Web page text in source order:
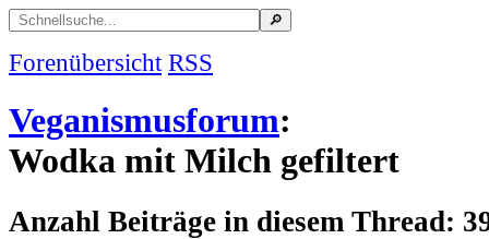
Forenübersicht RSS
Veganismusforum:
Wodka mit Milch gefiltert
Anzahl Beiträge in diesem Thread: